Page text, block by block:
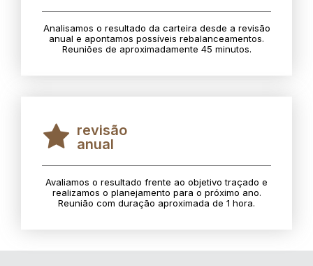
Analisamos o resultado da carteira desde a revisão
anual e apontamos possíveis rebalanceamentos.
Reuniões de aproximadamente 45 minutos.
revisão
anual
Avaliamos o resultado frente ao objetivo traçado e
realizamos o planejamento para o próximo ano.
Reunião com duração aproximada de 1 hora.